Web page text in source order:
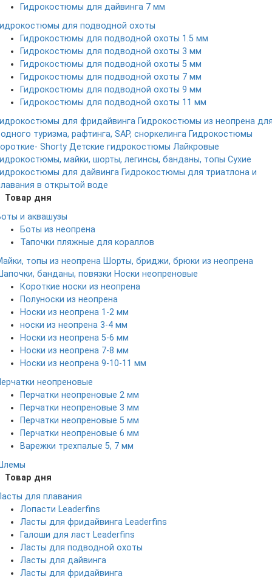
Гидрокостюмы для дайвинга 7 мм
для подводной охоты
Гидрокостюмы для подводной охоты 1.5 мм
Гидрокостюмы для подводной охоты 3 мм
Гидрокостюмы для подводной охоты 5 мм
Гидрокостюмы для подводной охоты 7 мм
Гидрокостюмы для подводной охоты 9 мм
Гидрокостюмы для подводной охоты 11 мм
для фридайвинга Гидрокостюмы из неопрена
туризма, рафтинга, SAP, сноркелинга Гидрокостюмы
Shorty Детские гидрокостюмы Лайкровые
майки, шорты, легинсы, банданы, топы Сухие
для дайвинга Гидрокостюмы для триатлона и
в открытой воде
Товар дня
и аквашузы
Боты из неопрена
Тапочки пляжные для кораллов
топы из неопрена Шорты, бриджи, брюки из неопрена
банданы, повязки Носки неопреновые
Короткие носки из неопрена
Полуноски из неопрена
Носки из неопрена 1-2 мм
носки из неопрена 3-4 мм
Носки из неопрена 5-6 мм
Носки из неопрена 7-8 мм
Носки из неопрена 9-10-11 мм
неопреновые
Перчатки неопреновые 2 мм
Перчатки неопреновые 3 мм
Перчатки неопреновые 5 мм
Перчатки неопреновые 6 мм
Варежки трехпалые 5, 7 мм
Товар дня
для плавания
Лопасти Leaderfins
Ласты для фридайвинга Leaderfins
Галоши для ласт Leaderfins
Ласты для подводной охоты
Ласты для дайвинга
Ласты для фридайвинга